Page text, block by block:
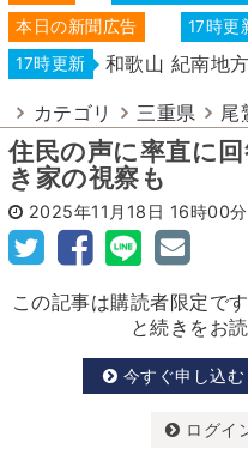
本日の新聞広告 17時更
17時更新 和歌山 紀南地
カテゴリ 三重県 尾
住民の声に率直に
き家の視察も
2025年11月18日 16時00分
この記事は購読者限定で
と続きをお
今すぐ申し込む
ログイ